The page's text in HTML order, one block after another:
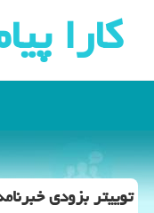
كارا
توییتر بزودی